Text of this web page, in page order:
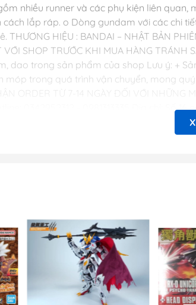
nhiều runner và các phụ kiện liên
lắp ráp. o Dòng gundam với các chi
HIỆU : BANDAI – NHẬT BẢN
VỚI SHOP TRƯỚC KHI MUA HÀNG
dao trong sản phẩm của shop Lưu ý: +
móp trong quá trình vận chuyển, mong
0342952312 - 0981313335 Địa chỉ: